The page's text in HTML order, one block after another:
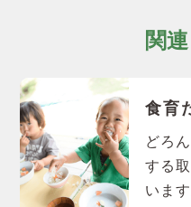
関
食育
どろ
する
います